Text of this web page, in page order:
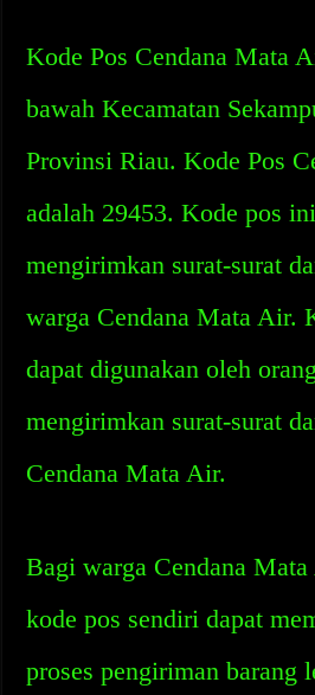
Kode Pos Cendana Mata
bawah Kecamatan
Provinsi Riau. Kode Pos
adalah 29453. Kode pos
mengirimkan surat-surat
warga Cendana Mata Air.
dapat digunakan oleh
mengirimkan surat-surat
Cendana Mata Air.
Bagi warga Cendana
kode pos sendiri dapat
proses pengiriman barang